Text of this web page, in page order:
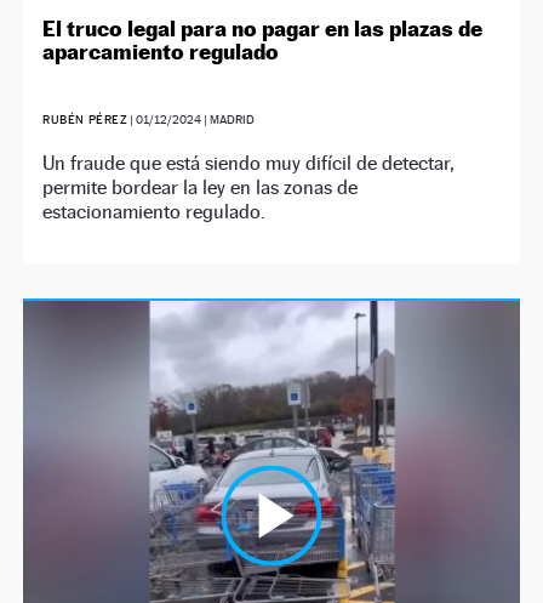
El truco legal para no pagar en las plazas de
aparcamiento regulado
RUBÉN PÉREZ |01/12/2024 | MADRID
Un fraude que está siendo muy difícil de detectar,
permite bordear la ley en las zonas de
estacionamiento regulado.